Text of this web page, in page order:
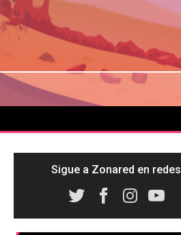
Sigue a Zonared en redes